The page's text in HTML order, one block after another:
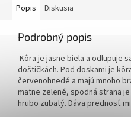
Popis Diskusia
Podrobný popis
Kôra je jasne biela a odlupuje
doštičkách. Pod doskami je
červenohnedé a majú mnoho
matne zelené, spodná strana
hrubo zubatý. Dáva prednosť